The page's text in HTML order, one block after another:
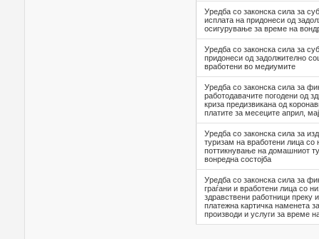
Уредба со законска сила за
исплата на придонеси од
осигурување за време на
Уредба со законска сила за
придонеси од задолжително
вработени во медиумите
Уредба со законска сила за
работодавачите погодени од
криза предизвикана од
платите за месеците април,
Уредба со законска сила за
туризам на вработени лица со
поттикнување на домашниот
вонредна состојба
Уредба со законска сила за
граѓани и вработени лица со
здравствени работници
платежна картичка наменета
производи и услуги за време